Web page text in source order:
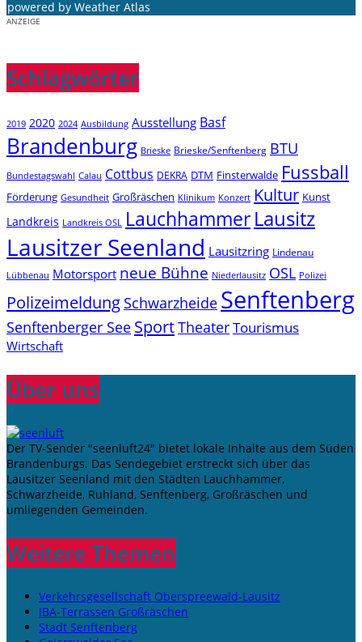
powered by Weather Atlas
ANZEIGE
Schlagwörter
2019 2020 2024 Ausbildung Ausstellung Basf
Brandenburg Brieske Brieske/Senftenberg BTU
Bundestagswahl Calau Cottbus DEKRA DTM Finsterwalde Fussball
Förderung Gesundheit Großräschen Klinikum Konzert Kultur Kunst
Landkreis Landkreis OSL LauchhammerLausitz
Lausitzer Seenland Lausitzring Lindenau
Lübbenau Motorsport neue Bühne Niederlausitz OSL Polizei
Polizeimeldung Schwarzheide Senftenberg
Senftenberger See SportTheaterTourismus
Wirtschaft
Über uns
Der TV-Sender "seenluft24" bietet lokale Inhalte aus dem Süden
Brandenburgs. Das Sendegebiet erstreckt sich über das
Lausitzer Seenland mit den Städten Lauchhammer,
Schwarzheide, Ruhland, Senftenberg, Großräschen und
umliegenden Gemeinden.
Weitere Themen
Verkehrsgesellschaft Oberspreewald-Lausitz
IBA-Terrassen Großräschen
Stadt Senftenberg